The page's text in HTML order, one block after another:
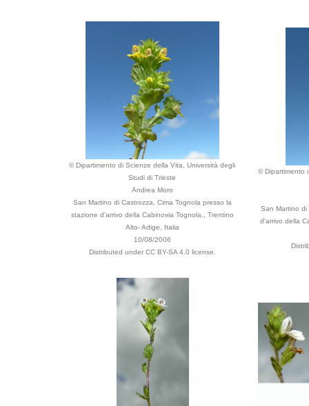
© Dipartimento di Scienze della Vita, Università degli
Studi di Trieste
Andrea Moro
San Martino di Castrozza, Cima Tognola presso la
stazione d'arrivo della Cabinovia Tognola., Trentino
Alto- Adige, Italia
10/08/2006
Distributed under CC BY-SA 4.0 license.
© Dipartimento
San Martino di
d'arrivo della